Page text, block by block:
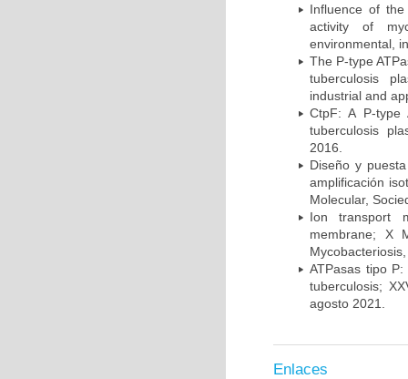
Influence of the
activity of
environmental,
The P-type
tuberculosis
industrial and
CtpF: A P-type
tuberculosis
2016.
Diseño y
amplificación
Molecular,
Ion transport
membrane; X
ATPasas tipo
tuberculosis;
agosto 2021.
Enlaces